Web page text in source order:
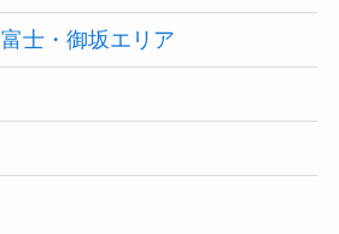
富士・御坂エリア